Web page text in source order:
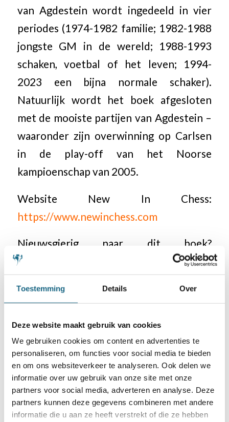
Toestemming Details Over
Deze website maakt gebruik van cookies
We gebruiken cookies om content en advertenties te
personaliseren, om functies voor social media te bieden
en om ons websiteverkeer te analyseren. Ook delen we
informatie over uw gebruik van onze site met onze
partners voor social media, adverteren en analyse. Deze
partners kunnen deze gegevens combineren met andere
informatie die u aan ze heeft verstrekt of die ze hebben
van Agdestein wordt ingedeeld in vier
periodes (1974-1982 familie; 1982-1988
jongste GM in de wereld; 1988-1993
schaken, voetbal of het leven; 1994-
2023 een bijna normale schaker).
Natuurlijk wordt het boek afgesloten
met de mooiste partijen van Agdestein –
waaronder zijn overwinning op Carlsen
in de play-off van het Noorse
kampioenschap van 2005.
Website New In Chess:
https://www.newinchess.com
Nieuwsgierig naar dit boek?
https://www.newinchess.com/games-
and-goals
Categorie
Competitie,Schoonheidsprijs
Deel dit stuk